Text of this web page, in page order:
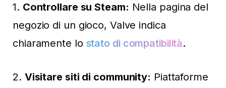
1. Controllare su Steam: Nella pagina del
negozio di un gioco, Valve indica
chiaramente lo stato di compatibilità.
2. Visitare siti di community: Piattaforme